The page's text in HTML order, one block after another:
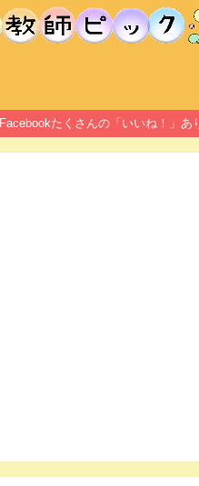
Facebookたくさんの「いいね！」